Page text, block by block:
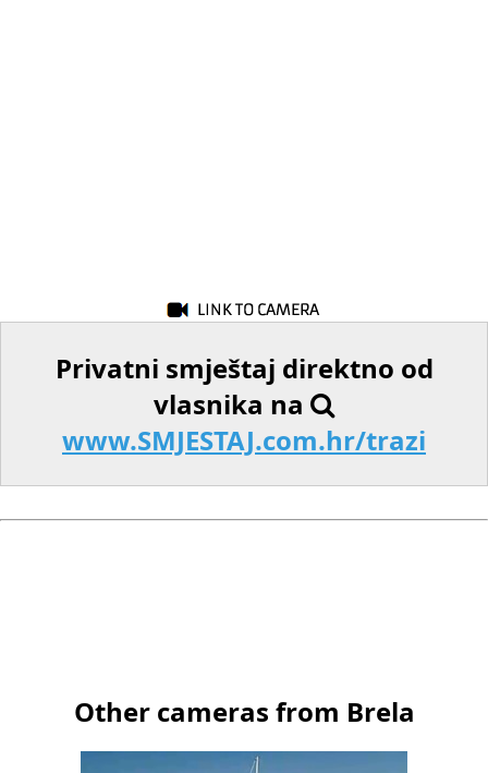
Privatni smještaj direktno od
vlasnika na
www.SMJESTAJ.com.hr/trazi
Other cameras from Brela